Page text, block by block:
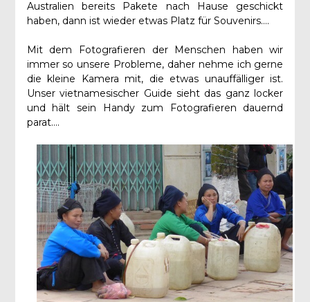
Australien bereits Pakete nach Hause geschickt
haben, dann ist wieder etwas Platz für Souvenirs….
Mit dem Fotografieren der Menschen haben wir
immer so unsere Probleme, daher nehme ich gerne
die kleine Kamera mit, die etwas unauffälliger ist.
Unser vietnamesischer Guide sieht das ganz locker
und hält sein Handy zum Fotografieren dauernd
parat….